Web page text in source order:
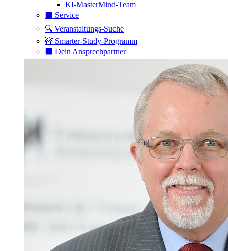
KI-MasterMind-Team
⬛️ Service
🔍 Veranstaltungs-Suche
🚧 Smarter-Study-Programm
⬛️ Dein Ansprechpartner